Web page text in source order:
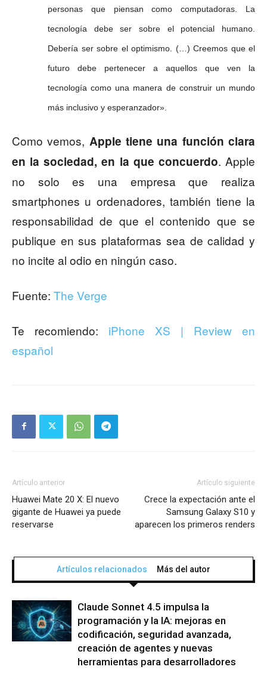
personas que piensan como computadoras. La
tecnología debe ser sobre el potencial humano.
Debería ser sobre el optimismo. (…) Creemos que el
futuro debe pertenecer a aquellos que ven la
tecnología como una manera de construir un mundo
más inclusivo y esperanzador».
Como vemos, Apple tiene una función clara
en la sociedad, en la que concuerdo. Apple
no solo es una empresa que realiza
smartphones u ordenadores, también tiene la
responsabilidad de que el contenido que se
publique en sus plataformas sea de calidad y
no incite al odio en ningún caso.
Fuente: The Verge
Te recomiendo: iPhone XS | Review en
español
Artículo anterior
Huawei Mate 20 X: El nuevo
gigante de Huawei ya puede
reservarse
Artículo siguiente
Crece la expectación ante el
Samsung Galaxy S10 y
aparecen los primeros renders
Artículos relacionados Más del autor
Claude Sonnet 4.5 impulsa la
programación y la IA: mejoras en
codificación, seguridad avanzada,
creación de agentes y nuevas
herramientas para desarrolladores